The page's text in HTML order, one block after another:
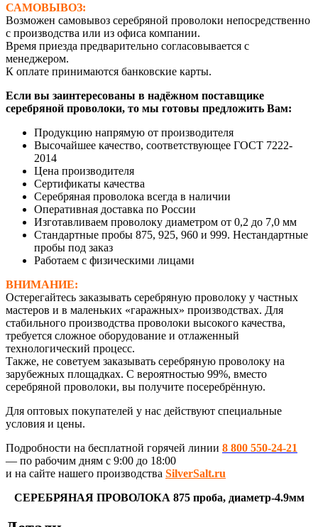
САМОВЫВОЗ:
Возможен самовывоз серебряной проволоки непосредственно
с производства или из офиса компании.
Время приезда предварительно согласовывается с
менеджером.
К оплате принимаются банковские карты.
Если вы заинтересованы в надёжном поставщике
серебряной проволоки, то мы готовы предложить Вам:
Продукцию напрямую от производителя
Высочайшее качество, соответствующее ГОСТ 7222-
2014
Цена производителя
Сертификаты качества
Серебряная проволока всегда в наличии
Оперативная доставка по России
Изготавливаем проволоку диаметром от 0,2 до 7,0 мм
Стандартные пробы 875, 925, 960 и 999. Нестандартные
пробы под заказ
Работаем с физическими лицами
ВНИМАНИЕ:
Остерегайтесь заказывать серебряную проволоку у частных
мастеров и в маленьких «гаражных» производствах. Для
стабильного производства проволоки высокого качества,
требуется сложное оборудование и отлаженный
технологический процесс.
Также, не советуем заказывать серебряную проволоку на
зарубежных площадках. С вероятностью 99%, вместо
серебряной проволоки, вы получите посеребрённую.
Для оптовых покупателей у нас действуют специальные
условия и цены.
Подробности на бесплатной горячей линии 8 800 550-24-21
— по рабочим дням с 9:00 до 18:00
и на сайте нашего производства SilverSalt.ru
СЕРЕБРЯНАЯ ПРОВОЛОКА 875 проба, диаметр-4.9мм